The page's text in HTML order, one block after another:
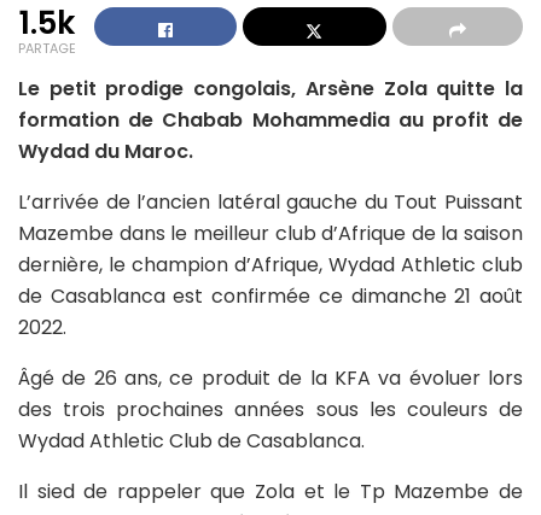
1.5k
PARTAGE
Le petit prodige congolais, Arsène Zola quitte la
formation de Chabab Mohammedia au profit de
Wydad du Maroc.
L’arrivée de l’ancien latéral gauche du Tout Puissant
Mazembe dans le meilleur club d’Afrique de la saison
dernière, le champion d’Afrique, Wydad Athletic club
de Casablanca est confirmée ce dimanche 21 août
2022.
Âgé de 26 ans, ce produit de la KFA va évoluer lors
des trois prochaines années sous les couleurs de
Wydad Athletic Club de Casablanca.
Il sied de rappeler que Zola et le Tp Mazembe de